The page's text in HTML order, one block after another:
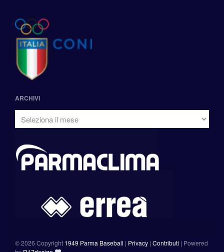
ARCHIVI
©2026 Copyright 1949 Parma Baseball | Privacy | Contributi | Powered